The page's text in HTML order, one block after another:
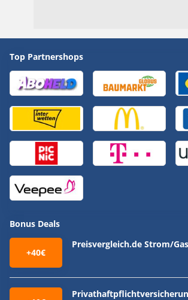
Top Partnershops
Bonus Deals
+40€
Preisvergleich.de Strom/Gas